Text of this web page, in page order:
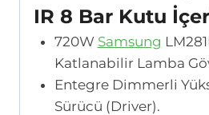
IR 8 Bar Kutu
720W Samsung
Katlanabilir Lamba
Entegre Dimmerli
Sürücü (Driver).